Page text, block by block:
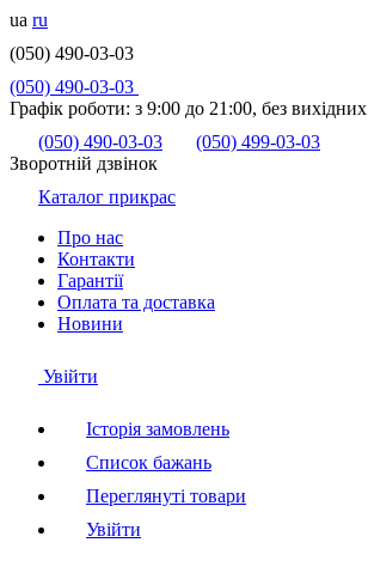
ua ru
(050) 490-03-03
(050) 490-03-03
Графік роботи: з 9:00 до 21:00, без вихідних
(050) 490-03-03
(050) 499-03-03
Зворотній дзвінок
Каталог прикрас
Про нас
Контакти
Гарантії
Оплата та доставка
Новини
Увійти
Історія замовлень
Список бажань
Переглянуті товари
Увійти